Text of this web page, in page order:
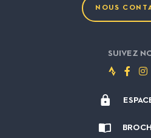
NOUS
SUIVEZ
Strava